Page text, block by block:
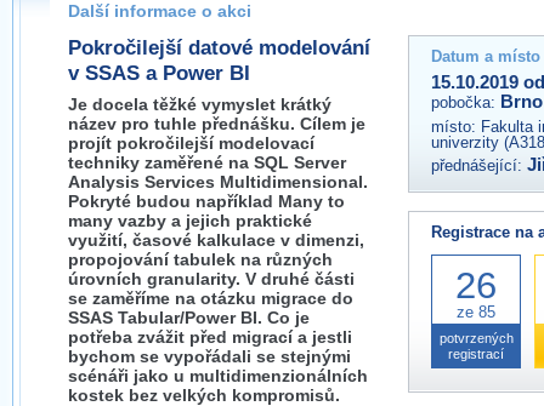
brno@wug.cz
Další informace o akci
Pokročilejší datové modelování
v SSAS a Power BI
Je docela těžké vymyslet krátký
název pro tuhle přednášku. Cílem je
projít pokročilejší modelovací
techniky zaměřené na SQL Server
Analysis Services Multidimensional.
Pokryté budou například Many to
many vazby a jejich praktické
využití, časové kalkulace v dimenzi,
propojování tabulek na různých
úrovních granularity. V druhé části
se zaměříme na otázku migrace do
SSAS Tabular/Power BI. Co je
potřeba zvážit před migrací a jestli
bychom se vypořádali se stejnými
scénáři jako u multidimenzionálních
kostek bez velkých kompromisů.
Datum a
15.10.2019
pobočka: Brno
místo: Fakulta
univerzity
přednášející:
Registrace na
26
ze 85
potvrzených
registrací